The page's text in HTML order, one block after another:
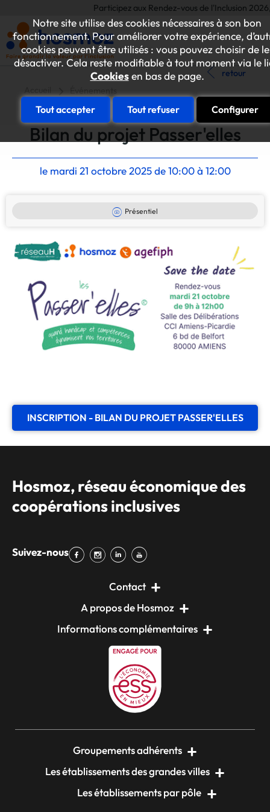
Notre site utilise des cookies nécessaires à son bon
fonctionnement. Pour améliorer votre expérience,
cookies peuvent être utilisés : vous pouvez choisir de
désactiver. Cela reste modifiable à tout moment via le
Cookiesen bas de page.
Tout accepter Tout refuser Configurer
Participez aux Rendez-vous de l'Inclusion
retour
Bilan du projet Passer'elles
le mardi 21 octobre 2025 de 10:00 à 12:00
Présentiel
INSCRIPTION - BILAN DU PROJET PASSER'ELLES
Hosmoz, réseau économique des
coopérations inclusives
Suivez-nous
Contact
A propos de Hosmoz
Informations complémentaires
Groupements adhérents
Les établissements des grandes villes
Les établissements par pôle